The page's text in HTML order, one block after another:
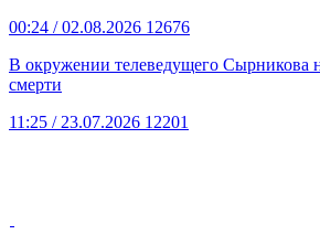
00:24 / 02.08.2026 12676
В окружении телеведущего Сырникова
смерти
11:25 / 23.07.2026 12201